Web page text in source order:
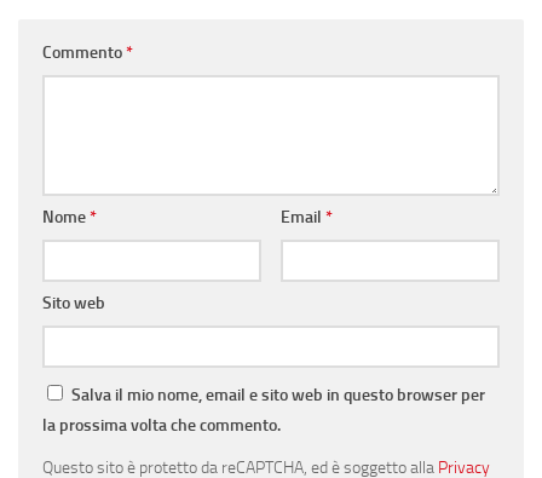
Commento*
Nome* Email *
Sito web
Salva il mio nome, email e sito web in questo browser per
la prossima volta che commento.
Questo sito è protetto da reCAPTCHA, ed è soggetto alla Privacy